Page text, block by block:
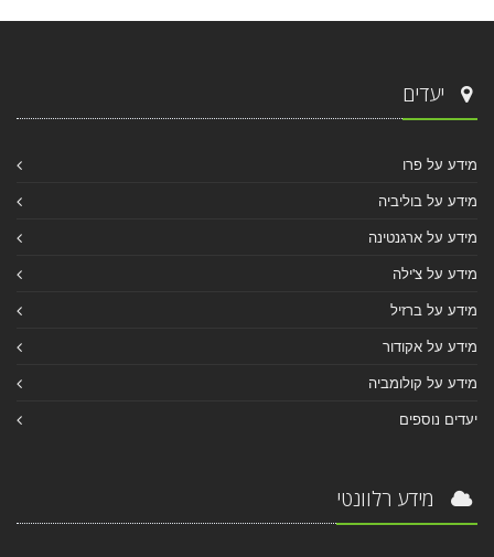
יעדים
מידע על פרו
מידע על בוליביה
מידע על ארגנטינה
מידע על צ'ילה
מידע על ברזיל
מידע על אקודור
מידע על קולומביה
יעדים נוספים
מידע רלוונטי